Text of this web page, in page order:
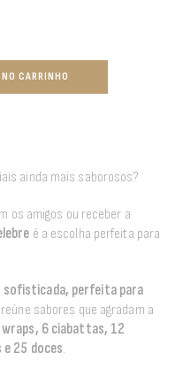
CARRINHO
ainda mais saborosos?
os amigos ou receber a
é a escolha perfeita para
sofisticada, perfeita para
sabores que agradam a
wraps, 6 ciabattas, 12
25 doces.